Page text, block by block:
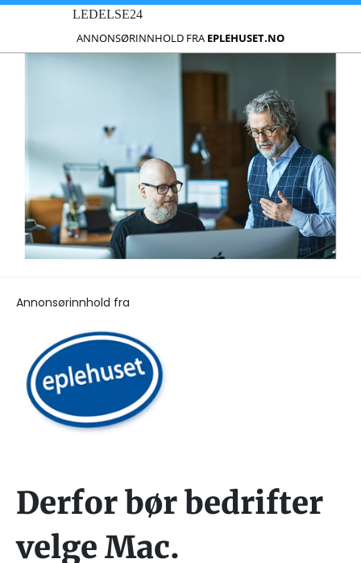
LEDELSE24
ANNONSØRINNHOLD FRA EPLEHUSET.NO
Annonsørinnhold fra
Derfor bør bedrifter
velge Mac.